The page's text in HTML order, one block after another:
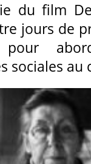
du film
jours de
pour
sociales au